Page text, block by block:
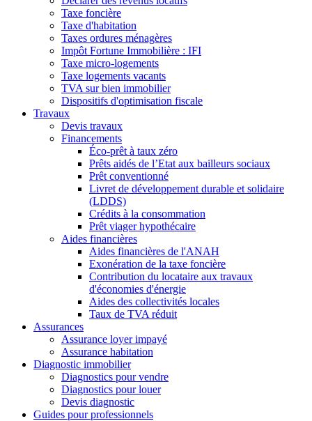
Taxe foncière
Taxe d'habitation
Taxes ordures ménagères
Impôt Fortune Immobilière : IFI
Taxe micro-logements
Taxe logements vacants
TVA sur bien immobilier
Dispositifs d'optimisation fiscale
Travaux
Devis travaux
Financements
Éco-prêt à taux zéro
Prêts aidés de l’Etat aux bailleurs sociaux
Prêt conventionné
Livret de développement durable et solidaire
(LDDS)
Crédits à la consommation
Prêt viager hypothécaire
Aides financières
Aides financières de l'ANAH
Exonération de la taxe foncière
Contribution du locataire aux travaux
d'économies d'énergie
Aides des collectivités locales
Taux de TVA réduit
Assurances
Assurance loyer impayé
Assurance habitation
Diagnostic immobilier
Diagnostics pour vendre
Diagnostics pour louer
Devis diagnostic
Guides pour professionnels